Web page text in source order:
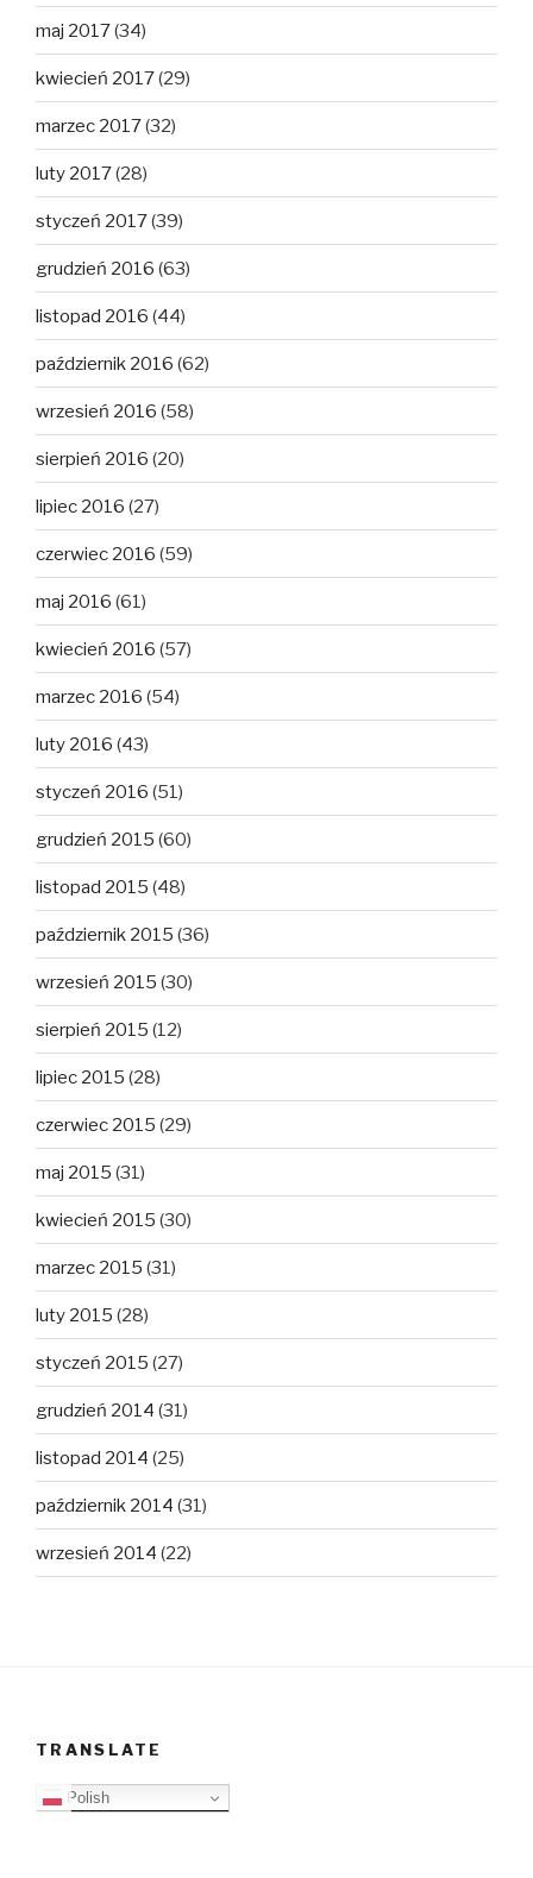
maj 2017(34)
kwiecień 2017(29)
marzec 2017(32)
luty 2017(28)
styczeń 2017(39)
grudzień 2016 (63)
listopad 2016 (44)
październik 2016 (62)
wrzesień 2016 (58)
sierpień 2016 (20)
lipiec 2016 (27)
czerwiec 2016 (59)
maj 2016 (61)
kwiecień 2016 (57)
marzec 2016 (54)
luty 2016 (43)
styczeń 2016 (51)
grudzień 2015 (60)
listopad 2015 (48)
październik 2015 (36)
wrzesień 2015 (30)
sierpień 2015 (12)
lipiec 2015 (28)
czerwiec 2015 (29)
maj 2015 (31)
kwiecień 2015 (30)
marzec 2015 (31)
luty 2015 (28)
styczeń 2015 (27)
grudzień 2014 (31)
listopad 2014 (25)
październik 2014 (31)
wrzesień 2014 (22)
TRANSLATE
Polish